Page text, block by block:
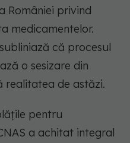
României privind
medicamentelor.
că procesul
o sesizare din
realitatea de astăzi.
pentru
a achitat integral